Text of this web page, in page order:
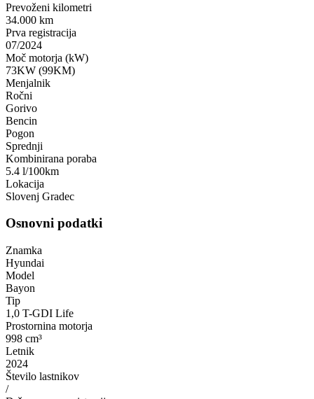
Prevoženi kilometri
34.000 km
Prva registracija
07/2024
Moč motorja (kW)
73KW (99KM)
Menjalnik
Ročni
Gorivo
Bencin
Pogon
Sprednji
Kombinirana poraba
5.4 l/100km
Lokacija
Slovenj Gradec
Osnovni podatki
Znamka
Hyundai
Model
Bayon
Tip
1,0 T-GDI Life
Prostornina motorja
998 cm³
Letnik
2024
Število lastnikov
/